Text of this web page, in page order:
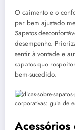
O caimento e o
par bem ajustado
Sapatos
desempenho.
sentir à vontade e
sapatos que
bem-sucedido.
Acessórios